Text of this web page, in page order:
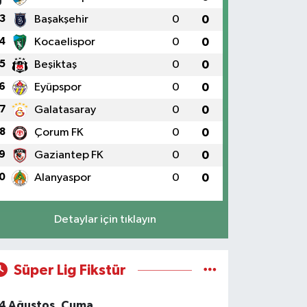
3 Başakşehir 0 0
Kocaelispor 0 0
5 Beşiktaş 0 0
Eyüpspor 0 0
7 Galatasaray 0 0
8 Çorum FK 0 0
Gaziantep FK 0 0
Alanyaspor 0 0
Detaylar için tıklayın
Süper Lig Fikstür